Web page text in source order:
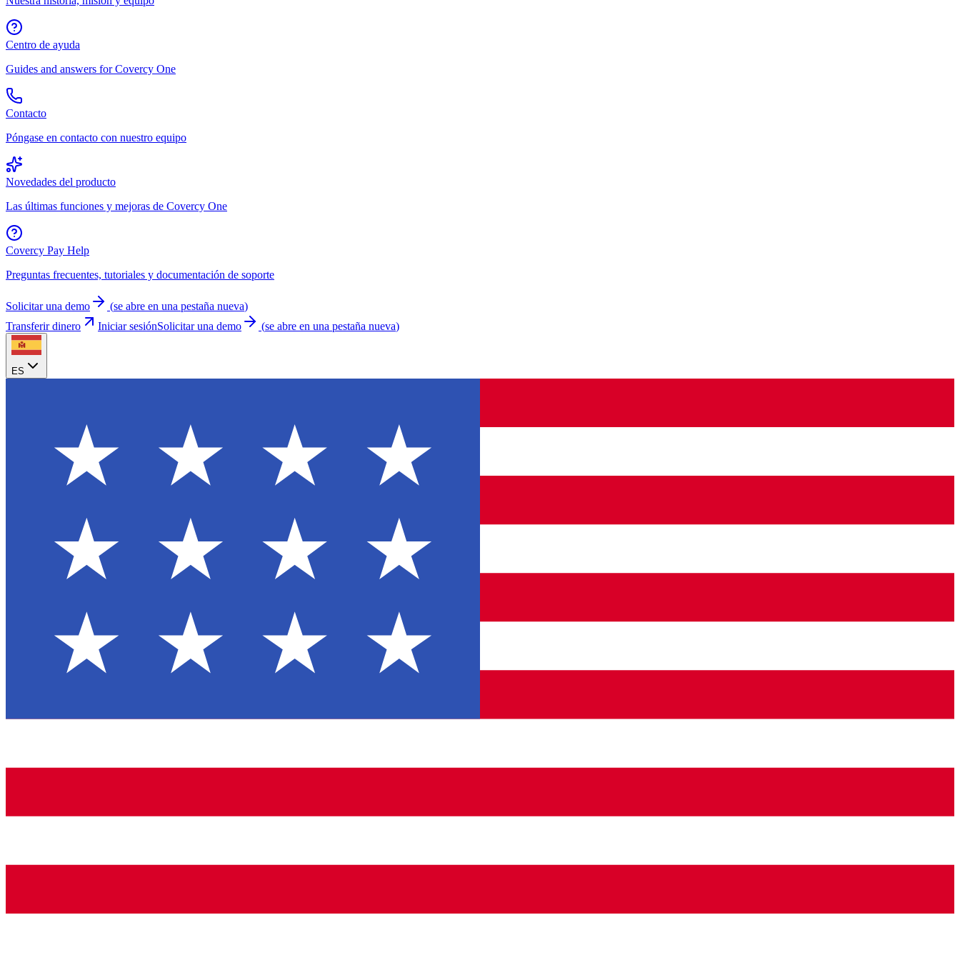
Centro de ayuda
Guides and answers for Covercy One
Contacto
Póngase en contacto con nuestro equipo
Novedades del producto
Las últimas funciones y mejoras de Covercy One
Covercy Pay Help
Preguntas frecuentes, tutoriales y documentación de soporte
Solicitar una demo (se abre en una pestaña nueva)
Transferir dinero
Iniciar sesiónSolicitar una demo (se abre en una pestaña nueva)
ES